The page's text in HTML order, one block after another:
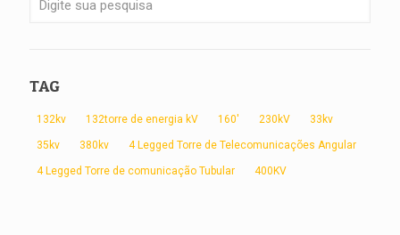
TAG
132kv 132torre de energia kV 160' 230kV 33kv
35kv 380kv 4 Legged Torre de Telecomunicações Angular
4 Legged Torre de comunicação Tubular 400KV